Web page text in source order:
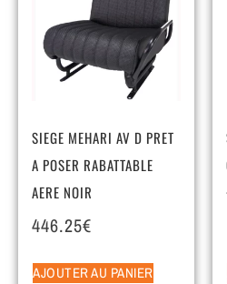
SIEGE MEHARI AV D PRET
A POSER RABATTABLE
AERE NOIR
446.25€
AJOUTER AU PANIER